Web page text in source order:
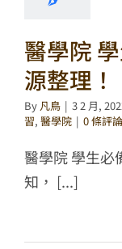
醫學院
源整理！
By 凡鳥 | 3 2 月,
習, 醫學院 | 0 條評論
醫學院 學生必
知， [...]